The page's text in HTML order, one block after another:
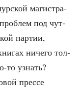
маги­стра­
под чут­
пар­тии,
ниче­го тол­
то узнать?
прес­се